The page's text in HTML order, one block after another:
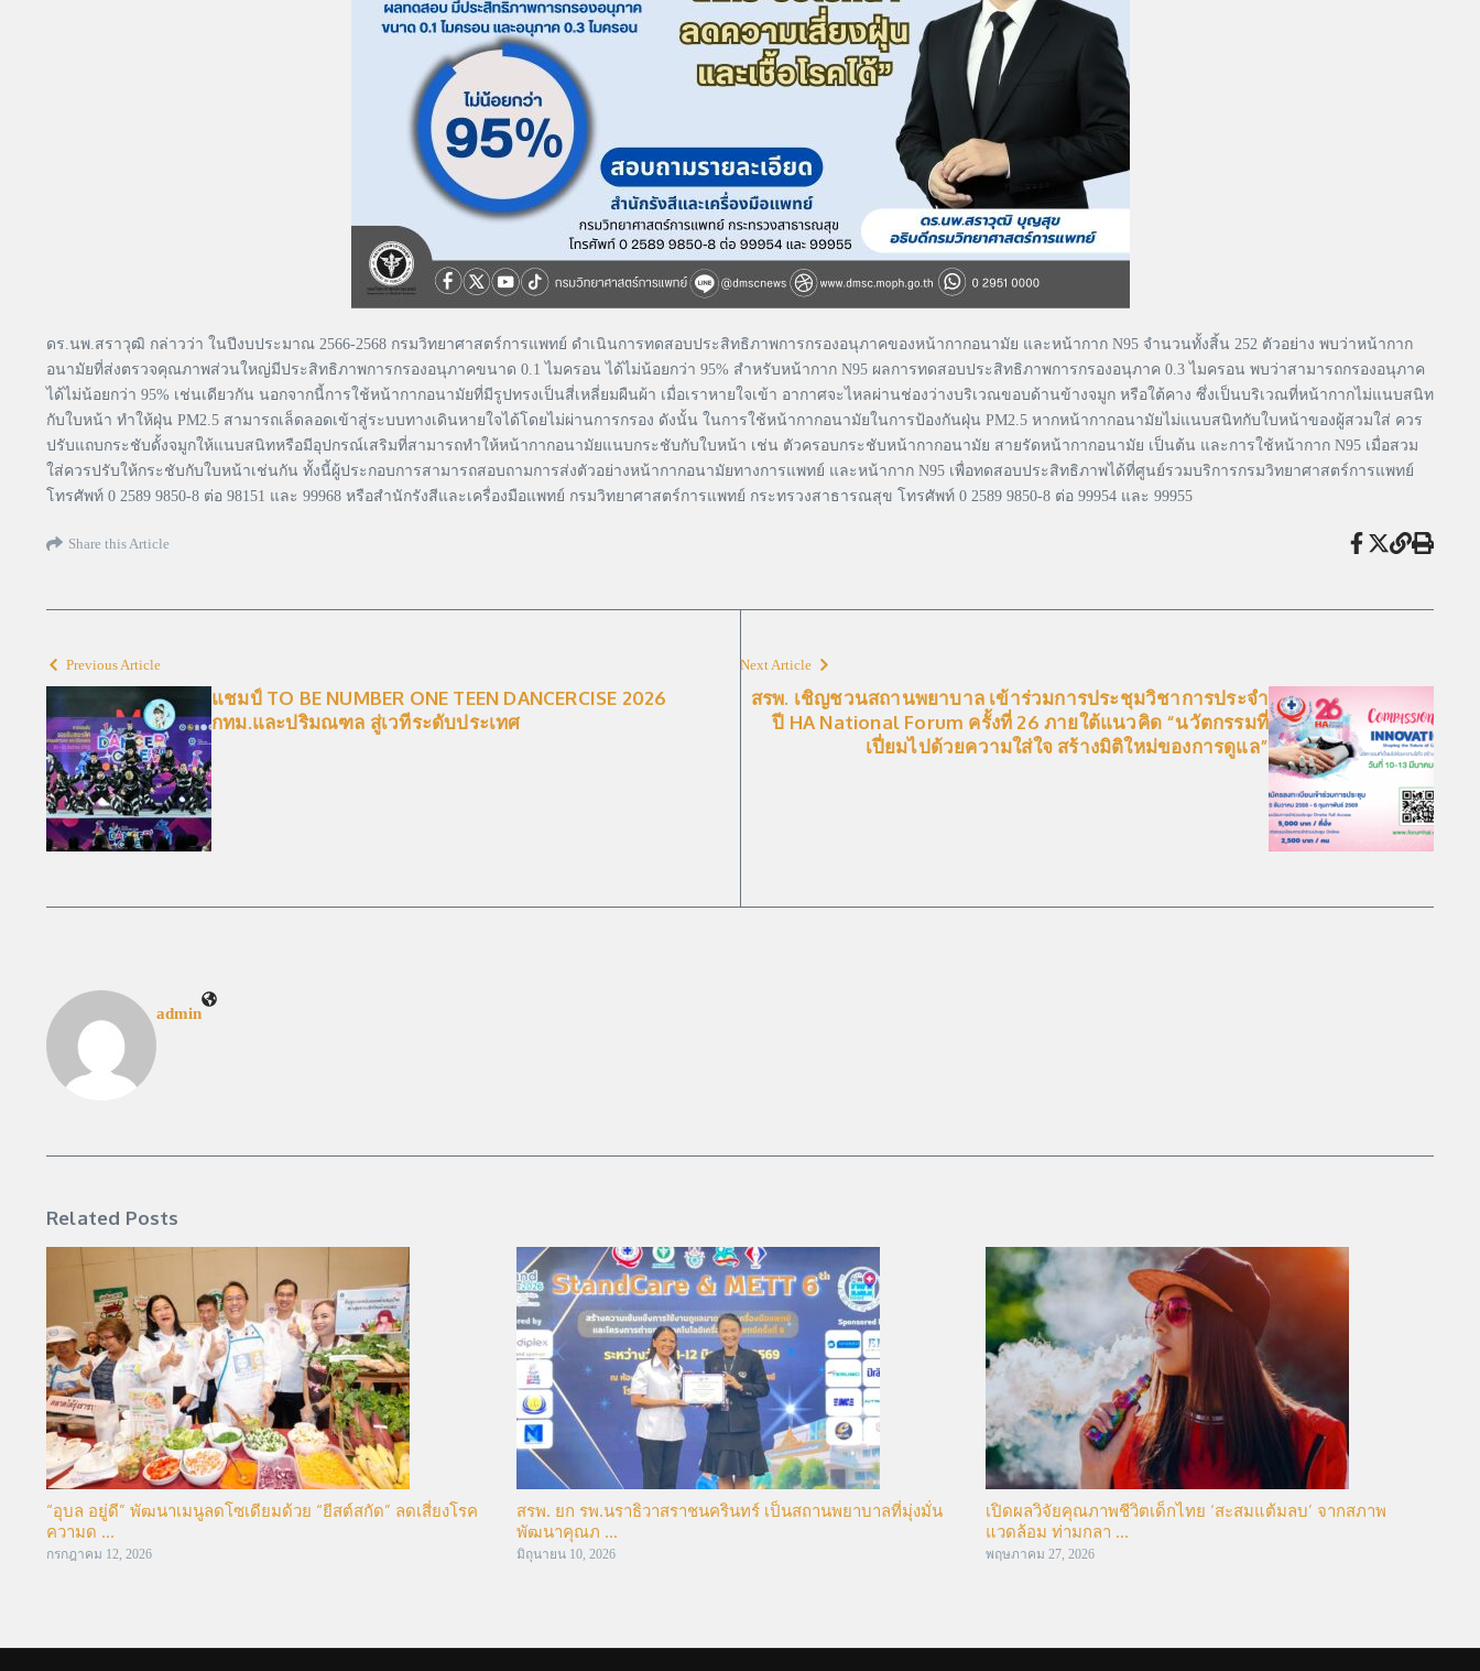
ดร.นพ.สราวุฒิ กล่าวว่า ในปีงบประมาณ 2566-2568 กรมวิทยาศาสตร์การแพทย์ ดำเนินการทดสอบประสิทธิภาพการกรองอนุภาคของหน้ากากอนามัย และหน้ากาก N95 จำนวนทั้งสิ้น 252 ตัวอย่าง พบว่าหน้ากาก
อนามัยที่ส่งตรวจคุณภาพส่วนใหญ่มีประสิทธิภาพการกรองอนุภาคขนาด 0.1 ไมครอน ได้ไม่น้อยกว่า 95% สำหรับหน้ากาก N95 ผลการทดสอบประสิทธิภาพการกรองอนุภาค 0.3 ไมครอน พบว่าสามารถกรองอนุภาค
ได้ไม่น้อยกว่า 95% เช่นเดียวกัน นอกจากนี้การใช้หน้ากากอนามัยที่มีรูปทรงเป็นสี่เหลี่ยมผืนผ้า เมื่อเราหายใจเข้า อากาศจะไหลผ่านช่องว่างบริเวณขอบด้านข้างจมูก หรือใต้คาง ซึ่งเป็นบริเวณที่หน้ากากไม่แนบสนิท
กับใบหน้า ทำให้ฝุ่น PM2.5 สามารถเล็ดลอดเข้าสู่ระบบทางเดินหายใจได้โดยไม่ผ่านการกรอง ดังนั้น ในการใช้หน้ากากอนามัยในการป้องกันฝุ่น PM2.5 หากหน้ากากอนามัยไม่แนบสนิทกับใบหน้าของผู้สวมใส่ ควร
ปรับแถบกระชับดั้งจมูกให้แนบสนิทหรือมีอุปกรณ์เสริมที่สามารถทำให้หน้ากากอนามัยแนบกระชับกับใบหน้า เช่น ตัวครอบกระชับหน้ากากอนามัย สายรัดหน้ากากอนามัย เป็นต้น และการใช้หน้ากาก N95 เมื่อสวม
ใส่ควรปรับให้กระชับกับใบหน้าเช่นกัน ทั้งนี้ผู้ประกอบการสามารถสอบถามการส่งตัวอย่างหน้ากากอนามัยทางการแพทย์ และหน้ากาก N95 เพื่อทดสอบประสิทธิภาพได้ที่ศูนย์รวมบริการกรมวิทยาศาสตร์การแพทย์
โทรศัพท์ 0 2589 9850-8 ต่อ 98151 และ 99968 หรือสำนักรังสีและเครื่องมือแพทย์ กรมวิทยาศาสตร์การแพทย์ กระทรวงสาธารณสุข โทรศัพท์ 0 2589 9850-8 ต่อ 99954 และ 99955
Share this Article
Previous Article
แชมป์ TO BE NUMBER ONE TEEN DANCERCISE 2026
กทม.และปริมณฑล สู่เวทีระดับประเทศ
Next Article
สรพ. เชิญชวนสถานพยาบาล เข้าร่วมการประชุมวิชาการประจำ
ปี HA National Forum ครั้งที่ 26 ภายใต้แนวคิด “นวัตกรรมที่
เปี่ยมไปด้วยความใส่ใจ สร้างมิติใหม่ของการดูแล”
admin
Related Posts
“อุบล อยู่ดี” พัฒนาเมนูลดโซเดียมด้วย “ยีสต์สกัด” ลดเสี่ยงโรค
ความด ...
กรกฎาคม 12, 2026
สรพ. ยก รพ.นราธิวาสราชนครินทร์ เป็นสถานพยาบาลที่มุ่งมั่น
พัฒนาคุณภ ...
มิถุนายน 10, 2026
เปิดผลวิจัยคุณภาพชีวิตเด็กไทย ‘สะสมแต้มลบ’ จากสภาพ
แวดล้อม ท่ามกลา ...
พฤษภาคม 27, 2026